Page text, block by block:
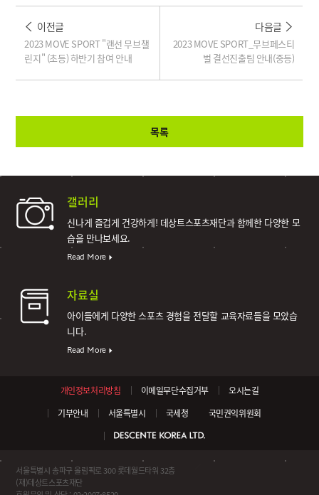
이전글
2023 MOVE SPORT "랜선 무브챌
린지" (초등) 하반기 참여 안내
다음글
2023 MOVE SPORT_무브페스티
벌 결선진출팀 안내(중등)
목록
갤러리
신나게 즐겁게 건강하게! 데상트스포츠재단과 함께한 다양한 모
습을 만나보세요.
Read More
자료실
아이들에게 다양한 스포츠 경험을 전달할 교육자료들을 모았습
니다.
Read More
개인정보처리방침 이메일무단수집거부
오시는길
기부안내
서울특별시 국세청 국민권익위원회
서울특별시 송파구 올림픽로 300 롯데월드타워 32층
(재)데상트스포츠재단